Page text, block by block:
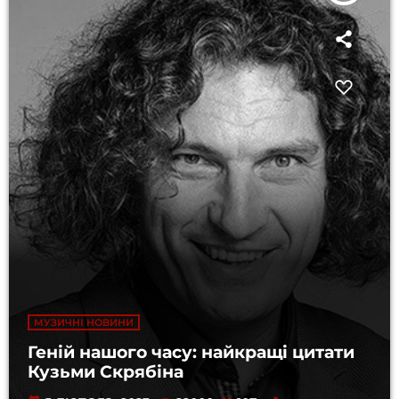
МУЗИЧНІ НОВИНИ
Геній нашого часу: найкращі цитати
Кузьми Скрябіна